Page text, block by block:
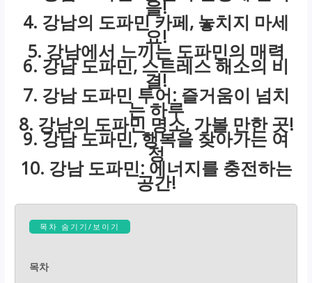
을!
4. 강남의 도파민 카페, 놓치지 마세
요!
5. 강남에서 느끼는 도파민의 매력
6. 강남 도파민, 스트레스 해소의 비
결!
7. 강남 도파민 투어: 즐거움이 넘치
는 하루
8. 강남의 도파민 명소, 가볼 만한 곳!
9. 강남 도파민, 행복을 찾아가는 여
정
10. 강남 도파민: 에너지를 충전하는
공간!
목차 숨기기/보이기
목차